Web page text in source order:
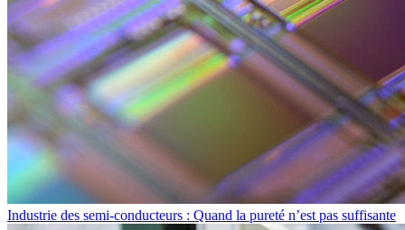
Industrie des semi-conducteurs : Quand la pureté n’est pas suffisante